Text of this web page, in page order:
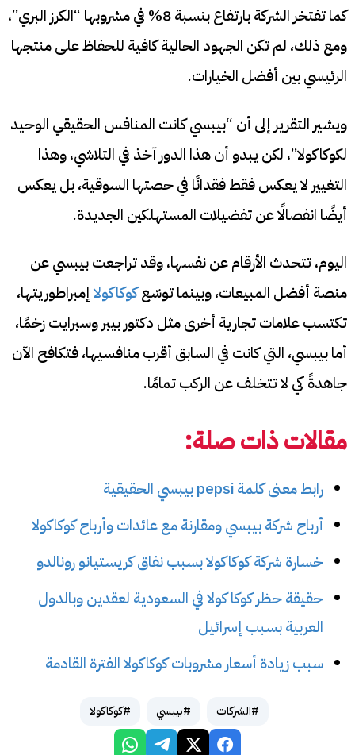
كما تفتخر الشركة بارتفاع بنسبة 8% في مشروبها “الكرز البري”،
ومع ذلك، لم تكن الجهود الحالية كافية للحفاظ على منتجها
الرئيسي بين أفضل الخيارات.
ويشير التقرير إلى أن “بيبسي كانت المنافس الحقيقي الوحيد
لكوكاكولا”، لكن يبدو أن هذا الدور آخذ في التلاشي، وهذا
التغيير لا يعكس فقط فقدانًا في حصتها السوقية، بل يعكس
أيضًا انفصالًا عن تفضيلات المستهلكين الجديدة.
اليوم، تتحدث الأرقام عن نفسها، وقد تراجعت بيبسي عن
منصة أفضل المبيعات، وبينما توسّعكوكاكولاإمبراطوريتها،
تكتسب علامات تجارية أخرى مثل دكتور بيبر وسبرايت زخمًا،
أما بيبسي، التي كانت في السابق أقرب منافسيها، فتكافح الآن
جاهدةً كي لا تتخلف عن الركب تمامًا.
مقالات ذات صلة:
رابط معنى كلمة pepsi بيبسي الحقيقية
أرباح شركة بيبسي ومقارنة مع عائدات وأرباح كوكاكولا
خسارة شركة كوكاكولا بسبب نفاق كريستيانو رونالدو
حقيقة حظر كوكا كولا في السعودية لعقدين وبالدول
العربية بسبب إسرائيل
سبب زيادة أسعار مشروبات كوكاكولا الفترة القادمة
#الشركات #بيبسي #كوكاكولا